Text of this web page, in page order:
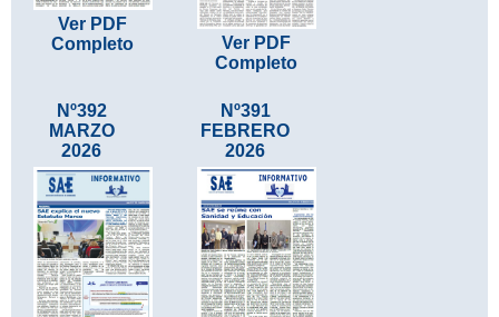
Ver PDF
Completo
Ver PDF
Completo
Nº392
MARZO
2026
Nº391
FEBRERO
2026